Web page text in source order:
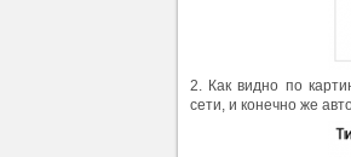
2. Как видно по
сети, и конечно же